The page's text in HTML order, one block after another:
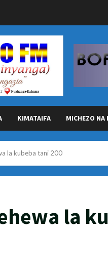
KIMATAIFA MICHEZO NA
la kubeba tani 200
la